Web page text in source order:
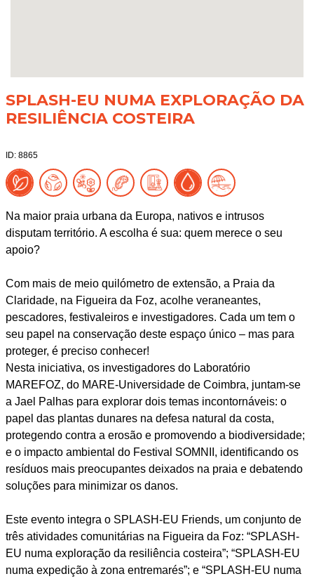
SPLASH-EU NUMA EXPLORAÇÃO DA
RESILIÊNCIA COSTEIRA
ID: 8865
Na maior praia urbana da Europa, nativos e intrusos
disputam território. A escolha é sua: quem merece o seu
apoio?
Com mais de meio quilómetro de extensão, a Praia da
Claridade, na Figueira da Foz, acolhe veraneantes,
pescadores, festivaleiros e investigadores. Cada um tem o
seu papel na conservação deste espaço único – mas para
proteger, é preciso conhecer!
Nesta iniciativa, os investigadores do Laboratório
MAREFOZ, do MARE-Universidade de Coimbra, juntam-se
a Jael Palhas para explorar dois temas incontornáveis: o
papel das plantas dunares na defesa natural da costa,
protegendo contra a erosão e promovendo a biodiversidade;
e o impacto ambiental do Festival SOMNII, identificando os
resíduos mais preocupantes deixados na praia e debatendo
soluções para minimizar os danos.
Este evento integra o SPLASH-EU Friends, um conjunto de
três atividades comunitárias na Figueira da Foz: “SPLASH-
EU numa exploração da resiliência costeira”; “SPLASH-EU
numa expedição à zona entremarés”; e “SPLASH-EU numa